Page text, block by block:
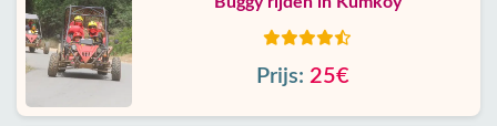
Prijs: 25€